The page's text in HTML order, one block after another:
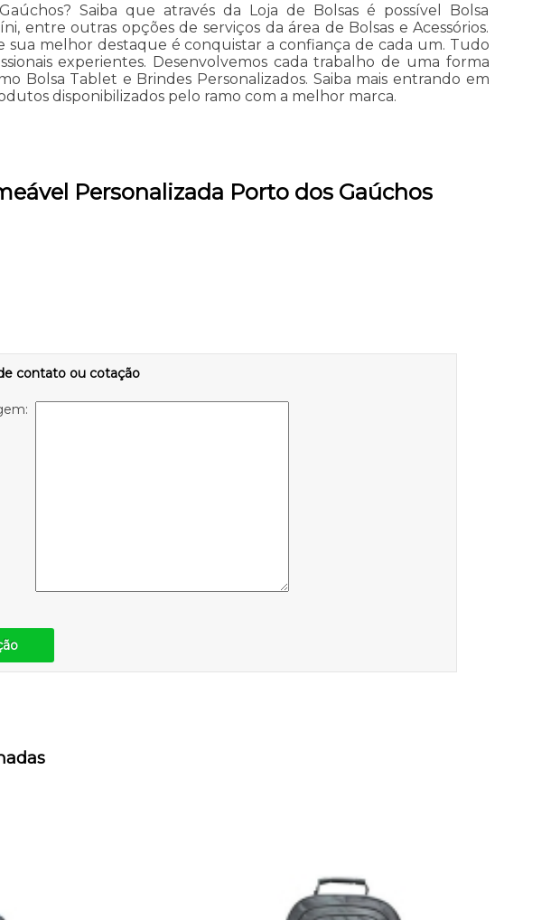
Saiba que através da Loja de Bolsas é possível Bolsa
entre outras opções de serviços da área de Bolsas e Acessórios.
sua melhor destaque é conquistar a confiança de cada um. Tudo
experientes. Desenvolvemos cada trabalho de uma forma
Bolsa Tablet e Brindes Personalizados. Saiba mais entrando em
disponibilizados pelo ramo com a melhor marca.
Personalizada Porto dos Gaúchos
contato ou cotação